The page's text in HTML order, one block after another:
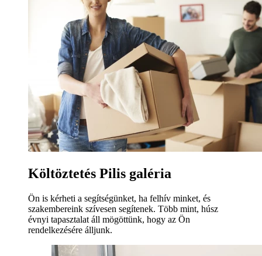
Költöztetés Pilis galéria
Ön is kérheti a segítségünket, ha felhív minket, és
szakembereink szívesen segítenek. Több mint, húsz
évnyi tapasztalat áll mögöttünk, hogy az Ön
rendelkezésére álljunk.